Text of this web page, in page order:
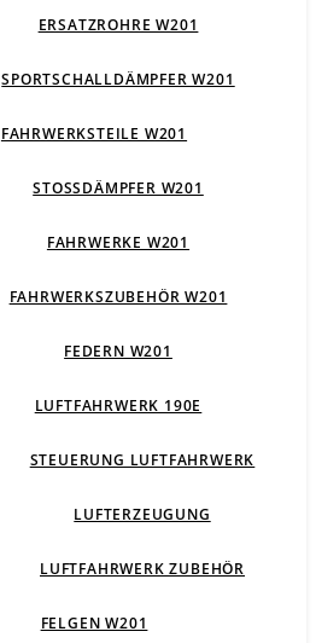
ERSATZROHRE W201
SPORTSCHALLDÄMPFER W201
FAHRWERKSTEILE W201
STOSSDÄMPFER W201
FAHRWERKE W201
FAHRWERKSZUBEHÖR W201
FEDERN W201
LUFTFAHRWERK 190E
STEUERUNG LUFTFAHRWERK
LUFTERZEUGUNG
LUFTFAHRWERK ZUBEHÖR
FELGEN W201